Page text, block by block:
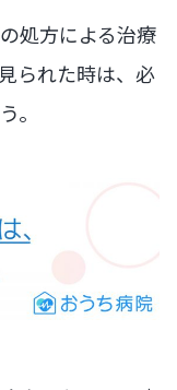
処方による治療
られた時は、必
。